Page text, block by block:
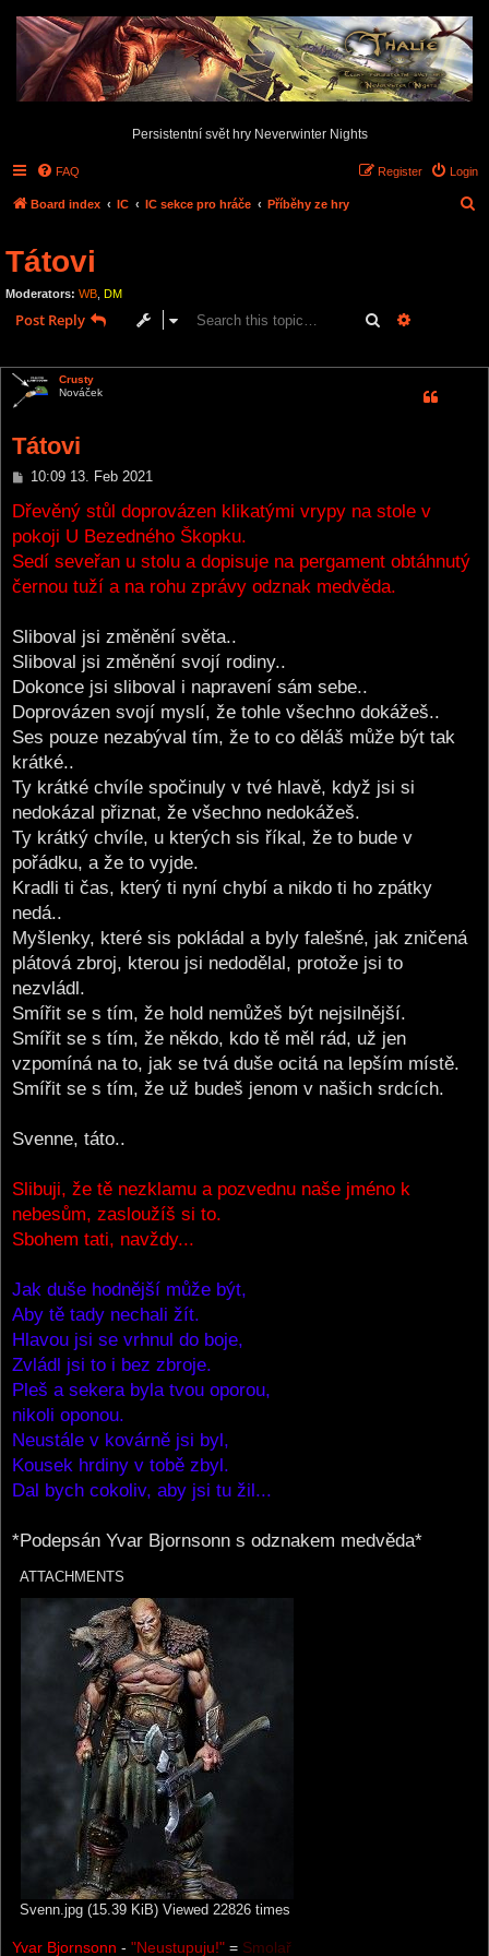
Persistentní svět hry Neverwinter Nights
FAQ Login
Register
Board index IC IC sekce pro hráče Příběhy ze hry
Tátovi
Moderators: WB DM
Post Reply Search
Crusty
Nováček
Tátovi
P
s
10:09 13. Feb 2021
Dřevěný stůl doprovázen klikatými vrypy na stole v
pokoji U Bezedného Škopku.
Sedí seveřan u stolu a dopisuje na pergament obtáhnutý
černou tuží a na rohu zprávy odznak medvěda.
Sliboval jsi změnění světa..
Sliboval jsi změnění svojí rodiny..
Dokonce jsi sliboval i napravení sám sebe..
Doprovázen svojí myslí, že tohle všechno dokážeš..
Ses pouze nezabýval tím, že to co děláš může být tak
krátké..
Ty krátké chvíle spočinuly v tvé hlavě, když jsi si
nedokázal přiznat, že všechno nedokážeš.
Ty krátký chvíle, u kterých sis říkal, že to bude v
pořádku, a že to vyjde.
Kradli ti čas, který ti nyní chybí a nikdo ti ho zpátky
nedá..
Myšlenky, které sis pokládal a byly falešné, jak zničená
plátová zbroj, kterou jsi nedodělal, protože jsi to
nezvládl.
Smířit se s tím, že hold nemůžeš být nejsilnější.
Smířit se s tím, že někdo, kdo tě měl rád, už jen
vzpomíná na to, jak se tvá duše ocitá na lepším místě.
Smířit se s tím, že už budeš jenom v našich srdcích.
Svenne, táto..
Slibuji, že tě nezklamu a pozvednu naše jméno k
nebesům, zasloužíš si to.
Sbohem tati, navždy...
Jak duše hodnější může být,
Aby tě tady nechali žít.
Hlavou jsi se vrhnul do boje,
Zvládl jsi to i bez zbroje.
Pleš a sekera byla tvou oporou,
nikoli oponou.
Neustále v kovárně jsi byl,
Kousek hrdiny v tobě zbyl.
Dal bych cokoliv, aby jsi tu žil...
*Podepsán Yvar Bjornsonn s odznakem medvěda*
ATTACHMENTS
Svenn.jpg (15.39 KiB) Viewed 22826 times
Yvar Bjornsonn - "Neustupuju!" = Smolař